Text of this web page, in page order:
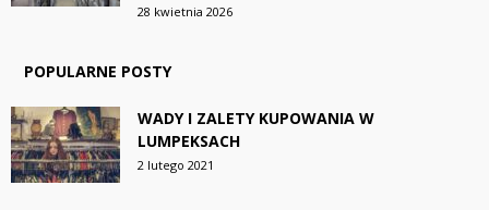
28 kwietnia 2026
POPULARNE POSTY
WADY I ZALETY KUPOWANIA W
LUMPEKSACH
2 lutego 2021